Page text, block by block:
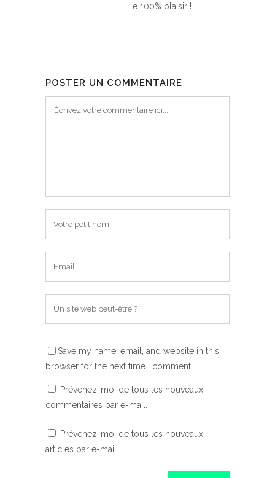
le 100% plaisir !
POSTER UN COMMENTAIRE
Save my name, email, and website in this
browser for the next time I comment.
Prévenez-moi de tous les nouveaux
commentaires par e-mail.
Prévenez-moi de tous les nouveaux
articles par e-mail.